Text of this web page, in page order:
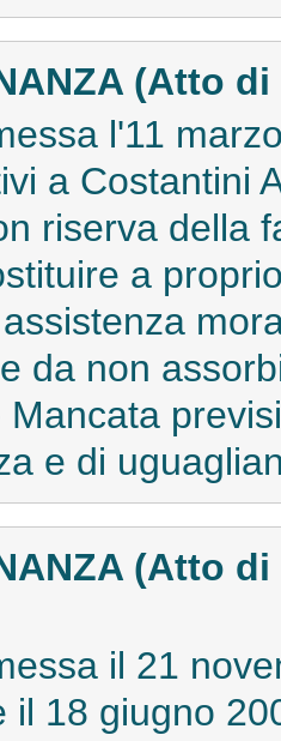
(Atto
l'11
a Costantini
riserva della
a
da non
e di
(Atto
il 21
il 18 giugno